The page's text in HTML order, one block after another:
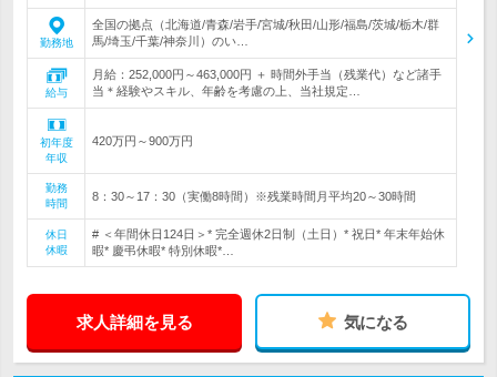
勤務地
全国の拠点（北海道/青森/岩手/宮城/秋田/山形/福島/茨城/栃木/群
馬/埼玉/千葉/神奈川）のい…
給与
月給：252,000円～463,000円 ＋ 時間外手当（残業代）など諸手
当＊経験やスキル、年齢を考慮の上、当社規定…
初年度
年収
420万円～900万円
勤務
時間
8：30～17：30（実働8時間）※残業時間月平均20～30時間
休日
休暇
# ＜年間休日124日＞* 完全週休2日制（土日）* 祝日* 年末年始休
暇* 慶弔休暇* 特別休暇*…
求人詳細を見る 気になる